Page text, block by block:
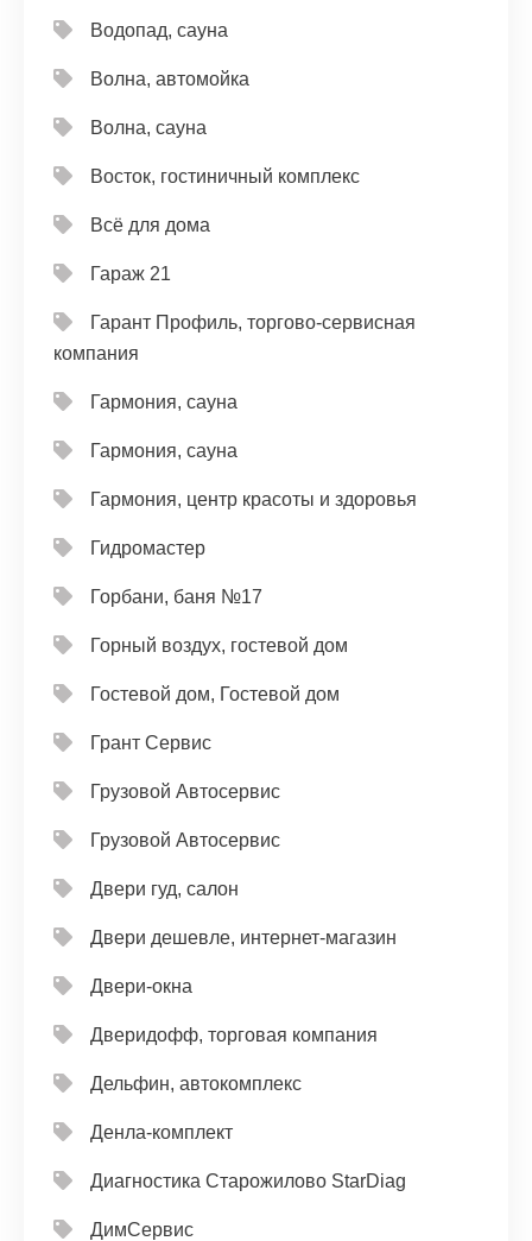
Водопад, сауна
Волна, автомойка
Волна, сауна
Восток, гостиничный комплекс
Всё для дома
Гараж 21
Гарант Профиль, торгово-сервисная
компания
Гармония, сауна
Гармония, сауна
Гармония, центр красоты и здоровья
Гидромастер
Горбани, баня №17
Горный воздух, гостевой дом
Гостевой дом, Гостевой дом
Грант Сервис
Грузовой Автосервис
Грузовой Автосервис
Двери гуд, салон
Двери дешевле, интернет-магазин
Двери-окна
Дверидофф, торговая компания
Дельфин, автокомплекс
Денла-комплект
Диагностика Старожилово StarDiag
ДимСервис